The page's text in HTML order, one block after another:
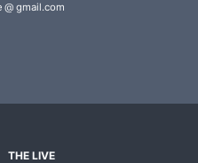
gmail.com
THE LIVE